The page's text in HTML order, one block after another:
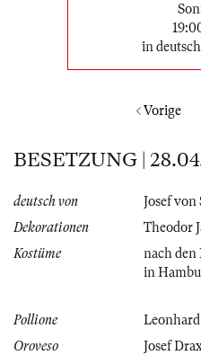
in
Vorige
BESETZUNG |
deutsch von
Josef von
Dekorationen
Theodor
Kostüme
nach den
in
Pollione
Oroveso
Josef